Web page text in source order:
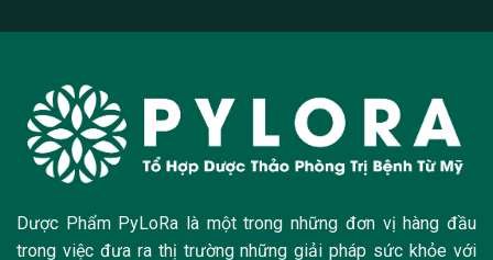
Dược Phẩm PyLoRa là một trong những đơn vị hàng đầu
trong việc đưa ra thị trường những giải pháp sức khỏe với